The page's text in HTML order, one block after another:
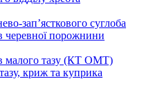
зап’ясткового суглоба
черевної порожнини
малого тазу (КТ ОМТ)
криж та куприка